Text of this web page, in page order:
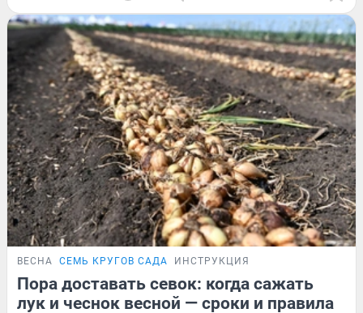
ВЕСНА СЕМЬ КРУГОВ САДА ИНСТРУКЦИЯ
Пора доставать севок: когда сажать
лук и чеснок весной — сроки и правила